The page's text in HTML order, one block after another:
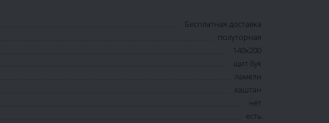
Бесплатная доставка
полуторная
140х200
щит бук
ламели
каштан
нет
есть